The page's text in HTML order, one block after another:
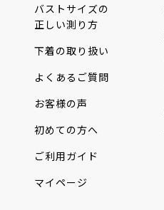
バストサイズの
正しい測り方
下着の取り扱い
よくあるご質問
お客様の声
初めての方へ
ご利用ガイド
マイページ